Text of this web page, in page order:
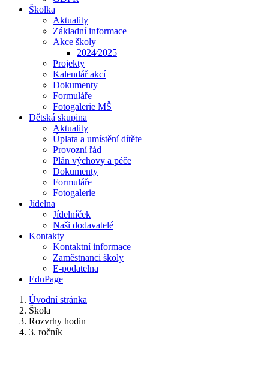
Školka
Aktuality
Základní informace
Akce školy
2024⁄2025
Projekty
Kalendář akcí
Dokumenty
Formuláře
Fotogalerie MŠ
Dětská skupina
Aktuality
Úplata a umístění dítěte
Provozní řád
Plán výchovy a péče
Dokumenty
Formuláře
Fotogalerie
Jídelna
Jídelníček
Naši dodavatelé
Kontakty
Kontaktní informace
Zaměstnanci školy
E-podatelna
EduPage
Úvodní stránka
Škola
Rozvrhy hodin
3. ročník